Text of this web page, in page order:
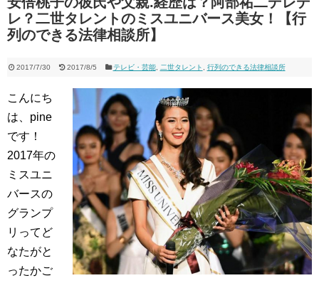
レ？二世タレントのミスユニバース美女！【行
列のできる法律相談所】
2017/7/30 2017/8/5 テレビ・芸能, 二世タレント 行列のできる法律相談所
こんにち
は、pine
です！
2017年の
ミスユニ
バースの
グランプ
リってど
なたがと
ったかご